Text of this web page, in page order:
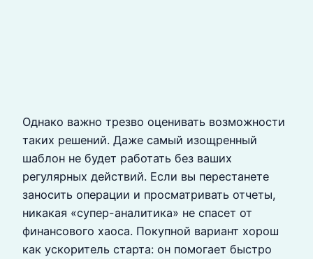
Однако важно трезво оценивать возможности
таких решений. Даже самый изощренный
шаблон не будет работать без ваших
регулярных действий. Если вы перестанете
заносить операции и просматривать отчеты,
никакая «супер-аналитика» не спасет от
финансового хаоса. Покупной вариант хорош
как ускоритель старта: он помогает быстро